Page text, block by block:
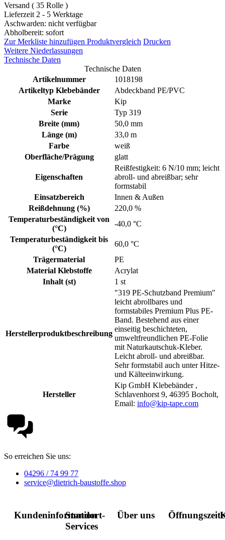
Versand ( 35 Rolle )
Lieferzeit 2 - 5 Werktage
Aschwarden: nicht verfügbar
Abholbereit: sofort
Zur Merkliste hinzufügen Produktvergleich Drucken
Weitere Niederlassungen
Technische Daten
Technische Daten
Artikelnummer
1018198
Artikeltyp Klebebänder
Abdeckband PE/PVC
Marke
Kip
Serie
Typ 319
Breite (mm)
50,0 mm
Länge (m)
33,0 m
Farbe
weiß
Oberfläche/Prägung
glatt
Eigenschaften
Reißfestigkeit: 6 N/10 mm; leicht
abroll- und abreißbar; sehr
formstabil
Einsatzbereich
Innen & Außen
Reißdehnung (%)
220,0 %
Temperaturbeständigkeit von
(°C)
-40,0 °C
Temperaturbeständigkeit bis
(°C)
60,0 °C
Trägermaterial
PE
Material Klebstoffe
Acrylat
Inhalt (st)
1 st
Herstellerproduktbeschreibung
"319 PE-Schutzband Premium"
leicht abrollbares und
formstabiles Premium Plus PE-
Band. Bestehend aus einer
einseitig beschichteten,
umweltfreundlichen PE-Folie
mit Naturkautschuk-Kleber.
Leicht abroll- und abreißbar.
Sehr formstabil auch unter Hitze-
und Kälteeinwirkung.
Hersteller
Kip GmbH Klebebänder ,
Schlavenhorst 9, 46395 Bocholt,
Email: info@kip-tape.com
So erreichen Sie uns:
04296 / 74 99 77
service@dietrich-baustoffe.shop
Kundeninformation
Standort-
Services
Über uns